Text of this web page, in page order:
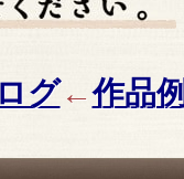
グ←作品例